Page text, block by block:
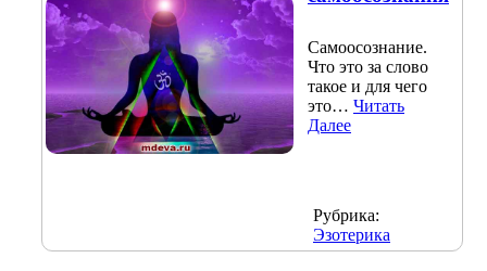
Самоосознание.
Что это за слово
такое и для чего
это… Читать
Далее
Рубрика:
Эзотерика